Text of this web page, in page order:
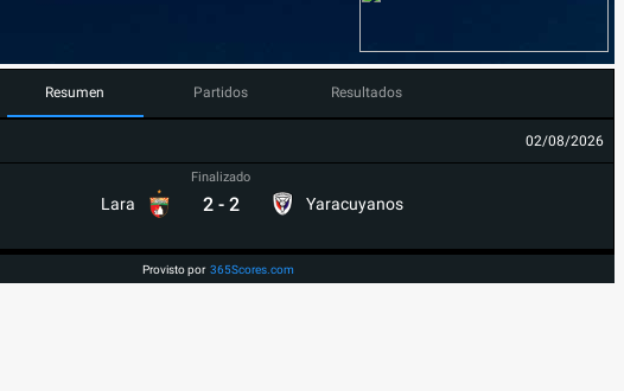
Resumen Partidos Resultados
02/08/2026
Lara
Finalizado
2 - 2 Yaracuyanos
Provisto por 365Scores.com